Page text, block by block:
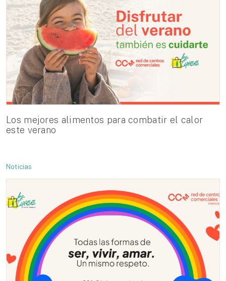
Los mejores alimentos para combatir el calor
este verano
Noticias